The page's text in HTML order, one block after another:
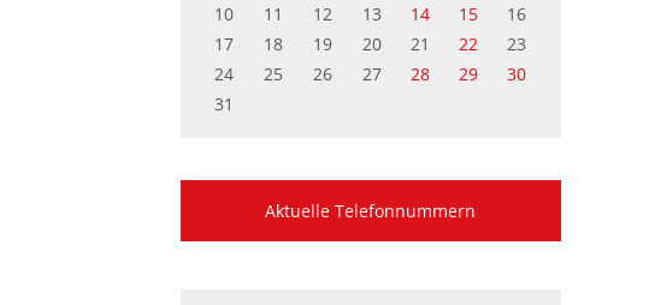
10
11 12 13 14 15
16
17
18 19 20 21 22
23
24
25 26 27 28 29
30
31
Aktuelle Telefonnummern